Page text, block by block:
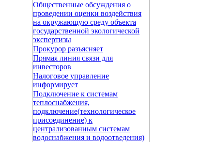
Общественные обсуждения о
проведении оценки воздействия
на окружающую среду объекта
государственной экологической
экспертизы
Прокурор разъясняет
Прямая линия связи для
инвесторов
Налоговое управление
информирует
Подключение к системам
теплоснабжения,
подключение(технологическое
присоединение) к
централизованным системам
водоснабжения и водоотведения)